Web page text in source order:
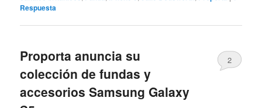
Respuesta
Proporta anuncia su
colección de fundas y
accesorios Samsung Galaxy
2